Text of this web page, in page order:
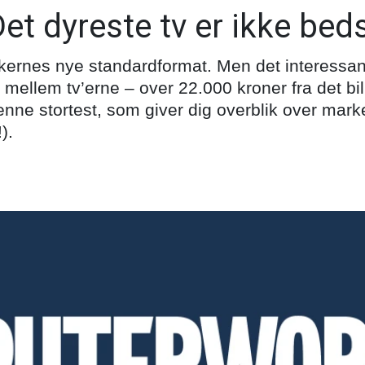
dyreste tv er ikke
nye standardformat. Men det
tv’erne – over 22.000 kroner fra det
stortest, som giver dig overblik over